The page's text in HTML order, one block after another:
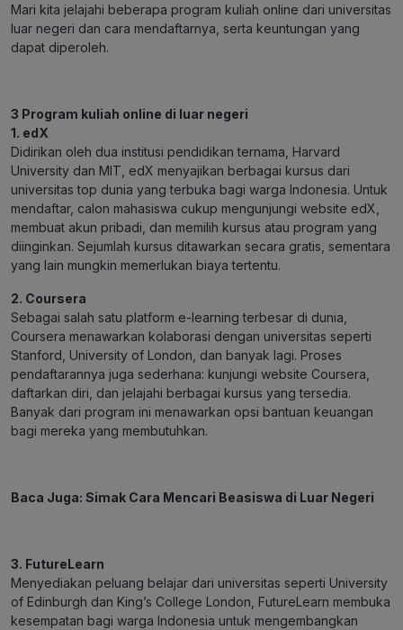
Mari kita jelajahi beberapa program kuliah online dari universitas
luar negeri dan cara mendaftarnya, serta keuntungan yang
dapat diperoleh.
3 Program kuliah online di luar negeri
1. edX
Didirikan oleh dua institusi pendidikan ternama, Harvard
University dan MIT, edX menyajikan berbagai kursus dari
universitas top dunia yang terbuka bagi warga Indonesia. Untuk
mendaftar, calon mahasiswa cukup mengunjungi website edX,
membuat akun pribadi, dan memilih kursus atau program yang
diinginkan. Sejumlah kursus ditawarkan secara gratis, sementara
yang lain mungkin memerlukan biaya tertentu.
2. Coursera
Sebagai salah satu platform e-learning terbesar di dunia,
Coursera menawarkan kolaborasi dengan universitas seperti
Stanford, University of London, dan banyak lagi. Proses
pendaftarannya juga sederhana: kunjungi website Coursera,
daftarkan diri, dan jelajahi berbagai kursus yang tersedia.
Banyak dari program ini menawarkan opsi bantuan keuangan
bagi mereka yang membutuhkan.
Baca Juga: Simak Cara Mencari Beasiswa di Luar Negeri
3. FutureLearn
Menyediakan peluang belajar dari universitas seperti University
of Edinburgh dan King’s College London, FutureLearn membuka
kesempatan bagi warga Indonesia untuk mengembangkan